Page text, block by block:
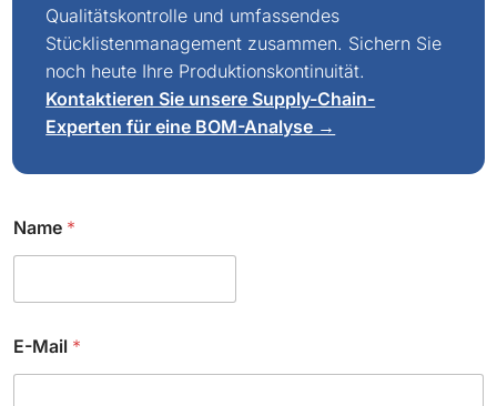
Qualitätskontrolle und umfassendes
Stücklistenmanagement zusammen. Sichern Sie
noch heute Ihre Produktionskontinuität.
Kontaktieren Sie unsere Supply-Chain-
Experten für eine BOM-Analyse →
Name *
E-Mail *